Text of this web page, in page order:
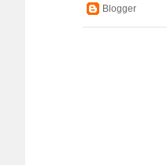
Blogger